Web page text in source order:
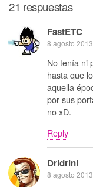
21 respuestas
FastETC
8 agosto 2013
No tenía ni
hasta que
aquella
por sus
no xD.
Reply
Dridrini
8 agosto 2013